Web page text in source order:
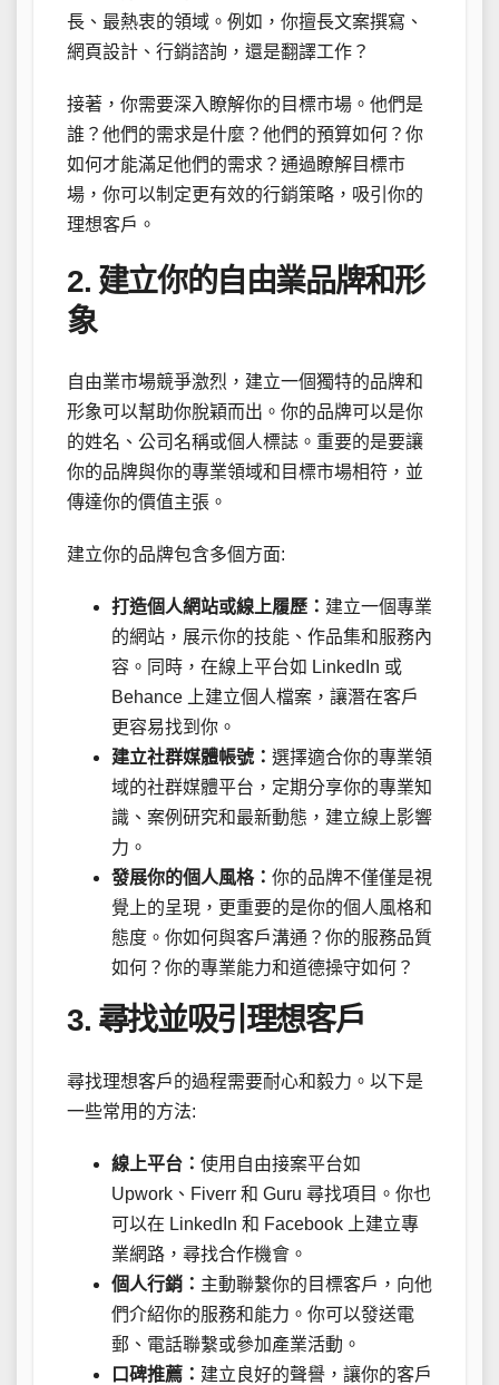
長、最熱衷的領域。例如，你擅長文案撰寫、
網頁設計、行銷諮詢，還是翻譯工作？
接著，你需要深入瞭解你的目標市場。他們是
誰？他們的需求是什麼？他們的預算如何？你
如何才能滿足他們的需求？通過瞭解目標市
場，你可以制定更有效的行銷策略，吸引你的
理想客戶。
2. 建立你的自由業品牌和形
象
自由業市場競爭激烈，建立一個獨特的品牌和
形象可以幫助你脫穎而出。你的品牌可以是你
的姓名、公司名稱或個人標誌。重要的是要讓
你的品牌與你的專業領域和目標市場相符，並
傳達你的價值主張。
建立你的品牌包含多個方面:
打造個人網站或線上履歷： 建立一個專業
的網站，展示你的技能、作品集和服務內
容。同時，在線上平台如 LinkedIn 或
Behance 上建立個人檔案，讓潛在客戶
更容易找到你。
建立社群媒體帳號： 選擇適合你的專業領
域的社群媒體平台，定期分享你的專業知
識、案例研究和最新動態，建立線上影響
力。
發展你的個人風格： 你的品牌不僅僅是視
覺上的呈現，更重要的是你的個人風格和
態度。你如何與客戶溝通？你的服務品質
如何？你的專業能力和道德操守如何？
3. 尋找並吸引理想客戶
尋找理想客戶的過程需要耐心和毅力。以下是
一些常用的方法:
線上平台： 使用自由接案平台如
Upwork、Fiverr 和 Guru 尋找項目。你也
可以在 LinkedIn 和 Facebook 上建立專
業網路，尋找合作機會。
個人行銷： 主動聯繫你的目標客戶，向他
們介紹你的服務和能力。你可以發送電
郵、電話聯繫或參加產業活動。
口碑推薦： 建立良好的聲譽，讓你的客戶